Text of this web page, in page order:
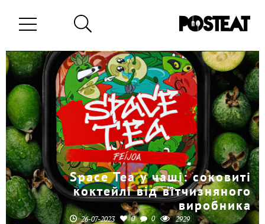
Space Tea у чаші: соковиті
коктейлі від вітчизняного
виробника
26-07-2023 0 0 2929